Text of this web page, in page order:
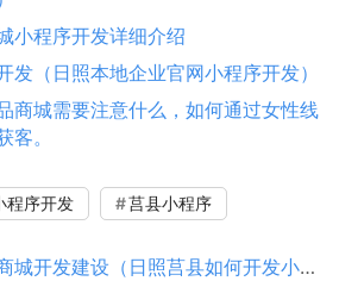
小程序开发详细介绍
发（日照本地企业官网小程序开发）
商城需要注意什么，如何通过女性线
客。
程序开发 莒县小程序
建设（日照莒县如何开发小程序商城？要多少钱?）